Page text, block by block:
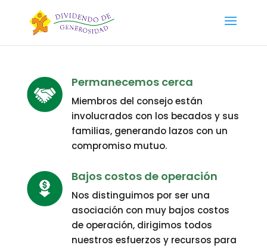
Permanecemos cerca
Miembros del consejo están
involucrados con los becados y sus
familias, generando lazos con un
compromiso mutuo.
Bajos costos de operación
Nos distinguimos por ser una
asociación con muy bajos costos
de operación, dirigimos todos
nuestros esfuerzos y recursos para